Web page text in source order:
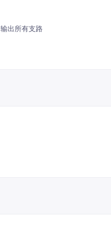
python 广度优先搜索 多个起点 一个终点 输出所有支路